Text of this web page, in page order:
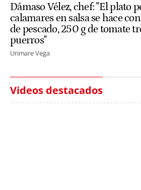
Dámaso Vélez, chef: "El plato
calamares en salsa se hace
de pescado, 250 g de tomate
puerros"
Urimare Vega
Videos destacados